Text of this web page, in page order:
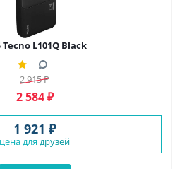
L101Q Black
2 915₽
2 584₽
1 921 ₽
цена для друзей